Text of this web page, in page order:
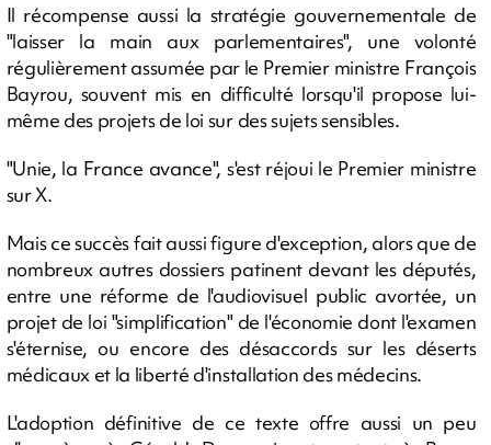
Il récompense aussi la stratégie gouvernementale de
"laisser la main aux parlementaires", une volonté
régulièrement assumée par le Premier ministre François
Bayrou, souvent mis en difficulté lorsqu'il propose lui-
même des projets de loi sur des sujets sensibles.
"Unie, la France avance", s'est réjoui le Premier ministre
sur X.
Mais ce succès fait aussi figure d'exception, alors que de
nombreux autres dossiers patinent devant les députés,
entre une réforme de l'audiovisuel public avortée, un
projet de loi "simplification" de l'économie dont l'examen
s'éternise, ou encore des désaccords sur les déserts
médicaux et la liberté d'installation des médecins.
L'adoption définitive de ce texte offre aussi un peu